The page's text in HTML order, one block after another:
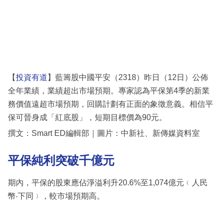
【投資有道 】藍籌股中國平安（2318）昨日（12日）公佈
全年業績，業績超出市場預期。專家認為平保第4季的新業
務價值遠超市場預期，回購計劃有正面的象徵意義。相信平
保可晉身成「紅底股」，短期目標價為90元。
撰文：Smart ED編輯部｜圖片：中新社、新傳媒資料室
平保純利突破千億元
期內，平保的股東應佔淨溢利升20.6%至1,074億元﹙人民
幣‧下同﹚，較市場預期高。